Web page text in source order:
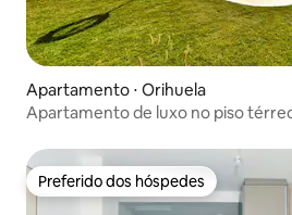
Apartamento ⋅ Orihuela
Apartamento de luxo no piso
Preferido dos hóspedes
Preferido dos hóspedes